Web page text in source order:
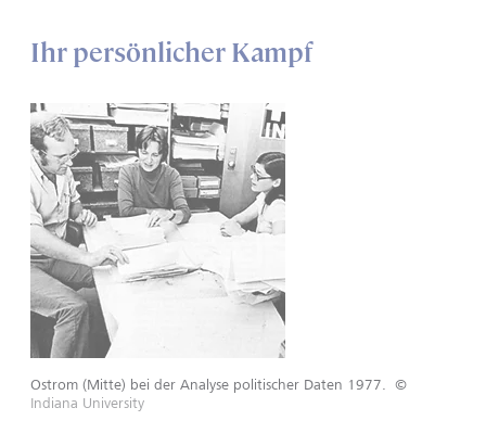
Ihr persönlicher Kampf
Ostrom (Mitte) bei der Analyse politischer Daten 1977.
©
Indiana University